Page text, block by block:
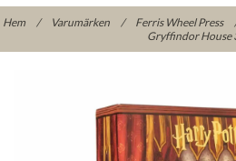
Hem / Varumärken / Ferris Wheel Press
Gryffindor House